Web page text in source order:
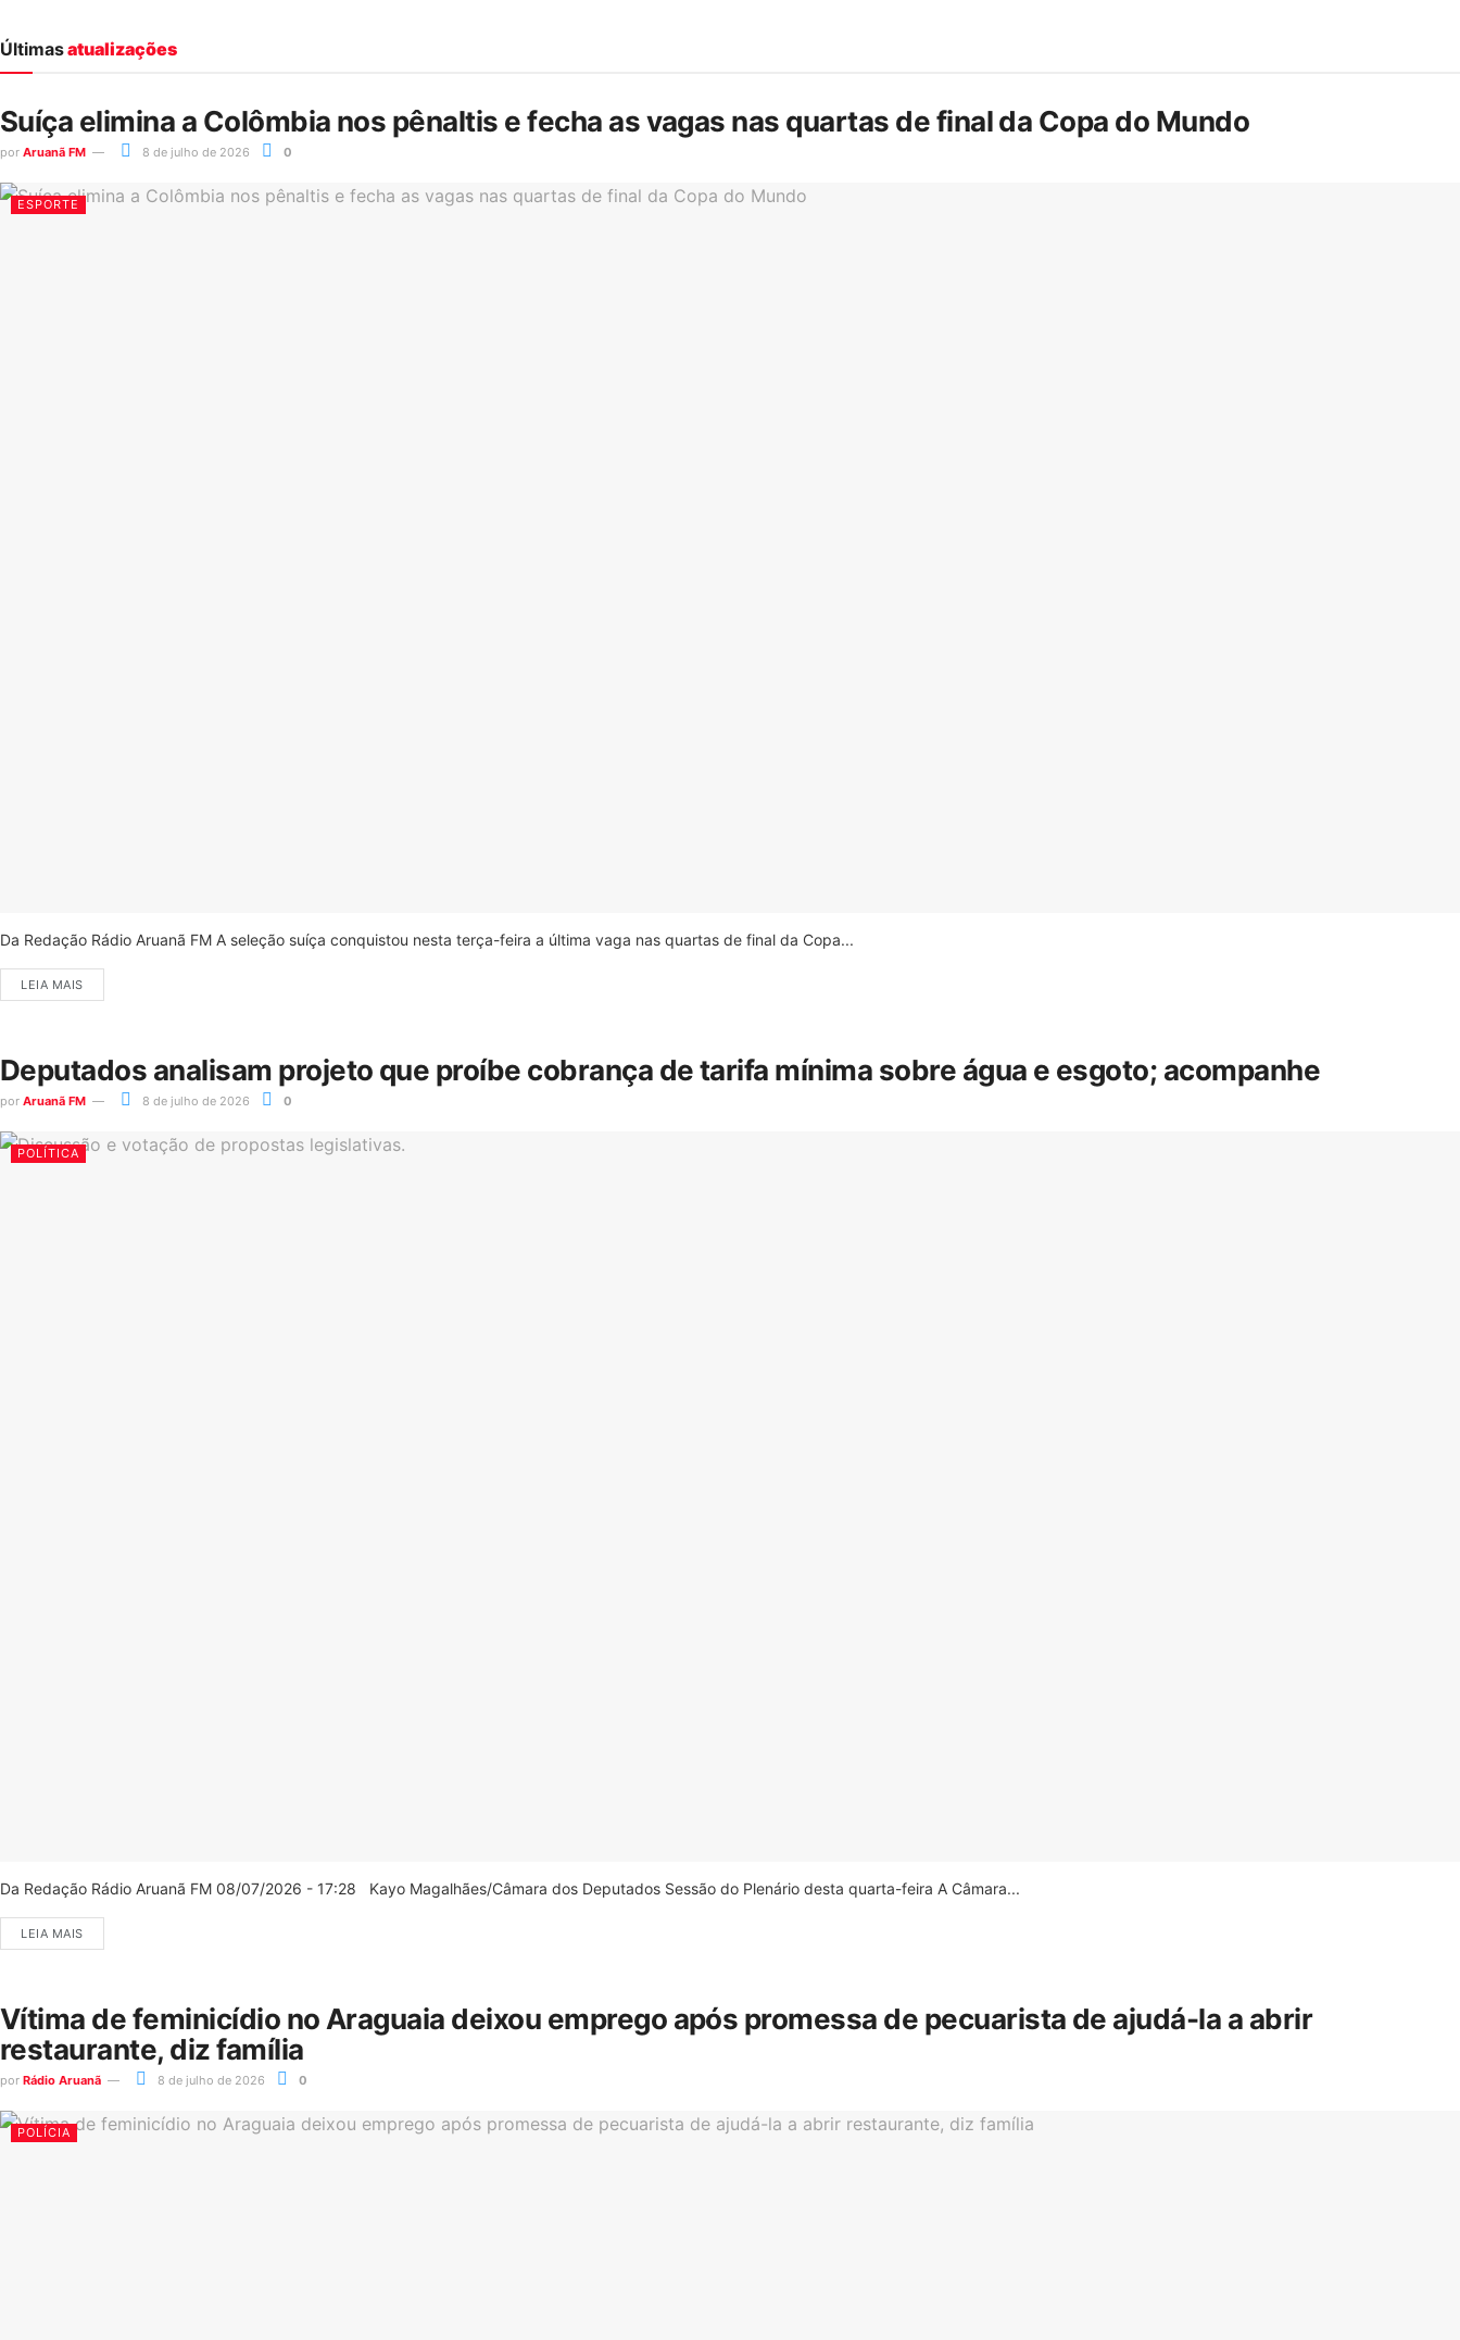
Últimasatualizações
Suíça elimina a Colômbia nos pênaltis e fecha as vagas nas quartas de final da Copa do Mundo
por Aruanã FM 8 de julho de 2026 0
ESPORTE
Da Redação Rádio Aruanã FM A seleção suíça conquistou nesta terça-feira a última vaga nas quartas de final da Copa...
LEIA MAIS
Deputados analisam projeto que proíbe cobrança de tarifa mínima sobre água e esgoto; acompanhe
por Aruanã FM 8 de julho de 2026 0
POLÍTICA
Da Redação Rádio Aruanã FM 08/07/2026 - 17:28 Kayo Magalhães/Câmara dos Deputados Sessão do Plenário desta quarta-feira A Câmara...
LEIA MAIS
Vítima de feminicídio no Araguaia deixou emprego após promessa de pecuarista de ajudá-la a abrir
restaurante, diz família
por Rádio Aruanã 8 de julho de 2026 0
POLÍCIA